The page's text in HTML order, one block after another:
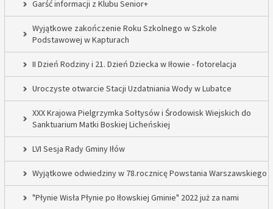
Garść informacji z Klubu Senior+
Wyjątkowe zakończenie Roku Szkolnego w Szkole
Podstawowej w Kapturach
II Dzień Rodziny i 21. Dzień Dziecka w Iłowie - fotorelacja
Uroczyste otwarcie Stacji Uzdatniania Wody w Lubatce
XXX Krajowa Pielgrzymka Sołtysów i Środowisk Wiejskich do
Sanktuarium Matki Boskiej Licheńskiej
LVI Sesja Rady Gminy Iłów
Wyjątkowe odwiedziny w 78.rocznicę Powstania Warszawskiego
"Płynie Wisła Płynie po Iłowskiej Gminie" 2022 już za nami